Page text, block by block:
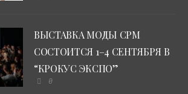
ВЫСТАВКА МОДЫ CPM
СОСТОИТСЯ 1–4 СЕНТЯБРЯ В
“КРОКУС ЭКСПО”
0